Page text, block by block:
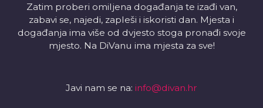
Zatim proberi omiljena događanja te izađi van,
zabavi se, najedi, zapleši i iskoristi dan. Mjesta i
događanja ima više od dvjesto stoga pronađi svoje
mjesto. Na DiVanu ima mjesta za sve!
Javi nam se na: info@divan.hr